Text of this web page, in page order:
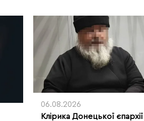
06.08.2026
Клірика Донецької єпархії